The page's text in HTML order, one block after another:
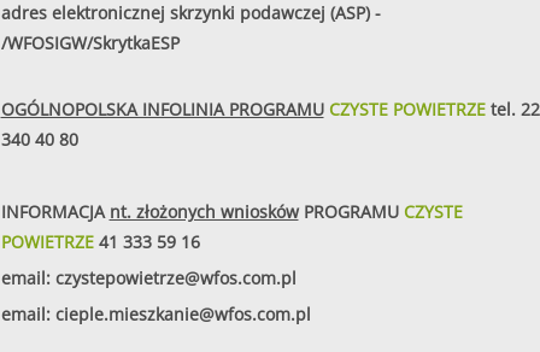
adres elektronicznej skrzynki podawczej (ASP) -
/WFOSIGW/SkrytkaESP
OGÓLNOPOLSKA INFOLINIA PROGRAMUCZYSTE POWIETRZEtel. 22
340 40 80
INFORMACJA nt. złożonych wnioskówPROGRAMU CZYSTE
POWIETRZE41 333 59 16
email: czystepowietrze@wfos.com.pl
email: cieple.mieszkanie@wfos.com.pl